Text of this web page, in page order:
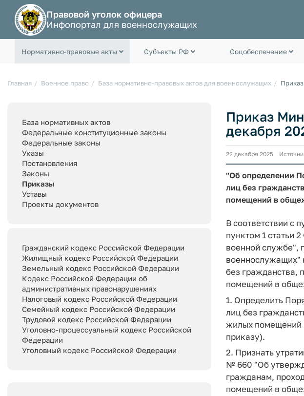
Правовой уголок офицера
Инфопортал для военнослужащих
Нормативно-правовые акты Субъекты РФ Соцобеспечение
Главная Военное право База нормативно-правовых актов для военнослужащих
База нормативных актов
Федеральные конституционные законы
Федеральные законы
Указы
Постановления
Законы
Приказы
Уставы
Проекты документов
Гражданский кодекс Российской Федерации
Жилищный кодекс Российской Федерации
Земельный кодекс Российской Федерации
Кодекс Российской Федерации об
административных правонарушениях
Налоговый кодекс Российской Федерации
Семейный кодекс Российской Федерации
Трудовой кодекс Российской Федерации
Уголовно-процессуальный кодекс Российской
Федерации
Уголовный кодекс Российской Федерации
Приказ
декабря
22 декабря 2025
"Об определении
лиц без
помещений в
В соответствии с
пунктом 1 статьи
военной службе",
военнослужащих"
без гражданства,
помещений в
1. Определить
лиц без
жилых помещений
приказу).
2. Признать
№ 660 "Об
гражданам,
помещений в